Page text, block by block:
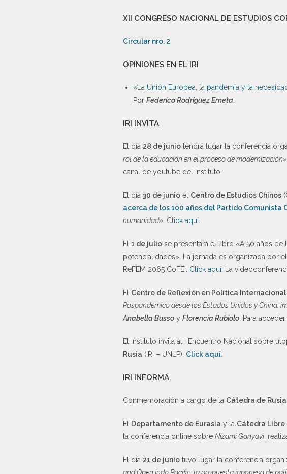
XII CONGRESO NACIONAL DE ESTUDIOS
Circular nro. 2
OPINIONES EN EL IRI
«La Unión Europea, la pandemia y la
Por Federico Rodríguez Erneta.
IRI INVITA
El día 28 de junio tendrá lugar la conferencia
rol de la educación en el proceso de modernización»
canal de youtube del Instituto.
El día 30 de junio el Centro de Estudios Chinos
acerca de los 100 años del Partido Comunista
humanidad». Click aquí.
El 1 de julio se presentará el libro «A 50 años
potencialidades». La jornada es organizada por el
ReFEM 2065 CoFEI. Click aquí. La
El Centro de Reflexión en Política Internacional
Pospandemico desde los Estados Unidos y China:
Anabella Busso y Florencia Rubiolo. Para acceder
El Instituto invita al I Encuentro Nacional sobre
Rusia (IRI – UNLP). Click aquí.
IRI INFORMA
Conmemoración a cargo de la Cátedra de Rusia
El Departamento de Eurasia y la Cátedra Libre
la conferencia online sobre Nizami Ganyavi,
El día 21 de junio tuvo lugar la conferencia